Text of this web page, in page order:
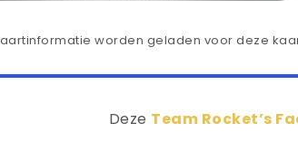
worden geladen voor deze
Deze Team Rocket’s